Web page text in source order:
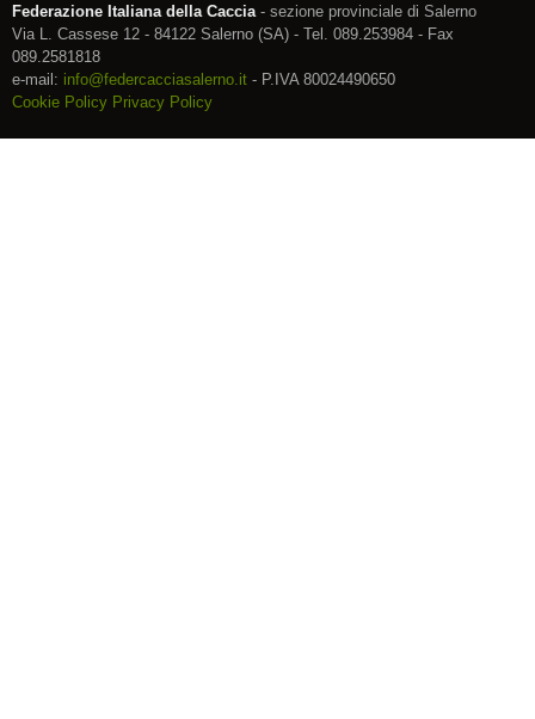
Federazione Italiana della Caccia- sezione provinciale di Salerno
Via L. Cassese 12 - 84122 Salerno (SA) - Tel. 089.253984 - Fax
089.2581818
e-mail: info@federcacciasalerno.it - P.IVA 80024490650
Cookie Policy Privacy Policy